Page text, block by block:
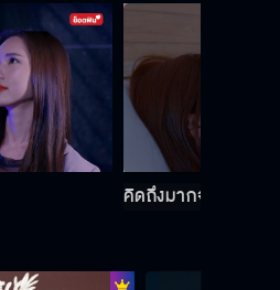
ปล่อยข่าวพวกนี้ใช่มั้ย
ห้นายเห็นฉันในสภาพนี้คิดถึงมากจนทนไม่ไ